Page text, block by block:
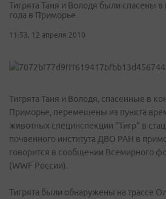
Тигрята Таня и Володя были спасены
года в Приморье
11:53, 12 апреля 2010
Тигрята Таня и Володя, спасенные в
Приморье, перемещены из пункта
животных специнспекции "Тигр" в
почвенного института ДВО РАН в
говорится в сообщении Всемирного
(WWF России).
Тигрята были обнаружены на трассе